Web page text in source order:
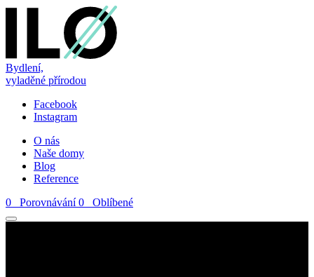
Bydlení,
vyladěné přírodou
Facebook
Instagram
O nás
Naše domy
Blog
Reference
0
Porovnávání 0 Oblíbené